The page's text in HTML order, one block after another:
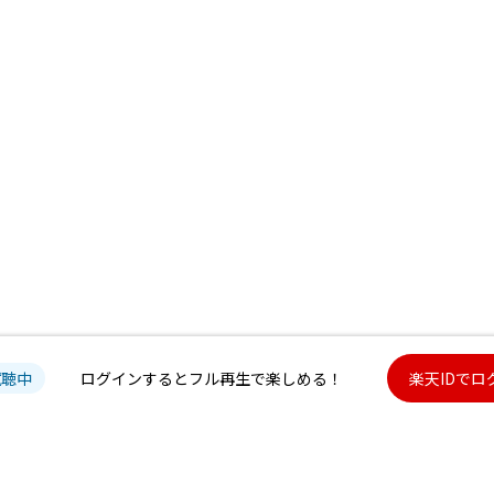
中 ログインするとフル再生で楽しめる！ 楽天IDでロ